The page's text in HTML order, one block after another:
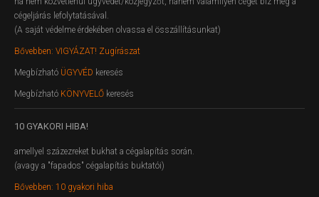
cégeljárás lefolytatásával.
(A saját védelme érdekében olvassa el összállításunkat)
Bővebben: VIGYÁZAT! Zugírászat
Megbízható ÜGYVÉD keresés
Megbízható KÖNYVELŐ keresés
10 GYAKORI HIBA!
amellyel százezreket bukhat a cégalapítás során.
(avagy a "fapados" cégalapítás buktatói)
Bővebben: 10 gyakori hiba